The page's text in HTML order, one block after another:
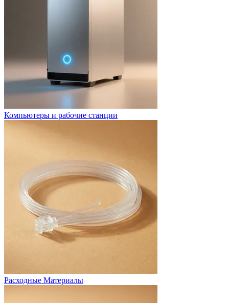
Компьютеры и рабочие станции
Расходные Материалы